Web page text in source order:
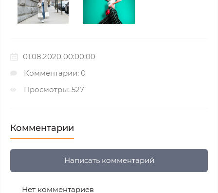
01.08.2020 00:00:00
Комментарии: 0
Просмотры: 527
Комментарии
Написать комментарий
Нет комментариев